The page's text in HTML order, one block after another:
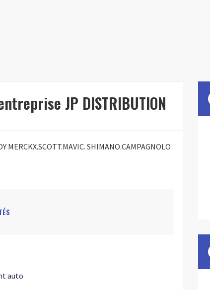
JP DISTRIBUTION
MERCKX.SCOTT.MAVIC. SHIMANO.CAMPAGNOLO
auto